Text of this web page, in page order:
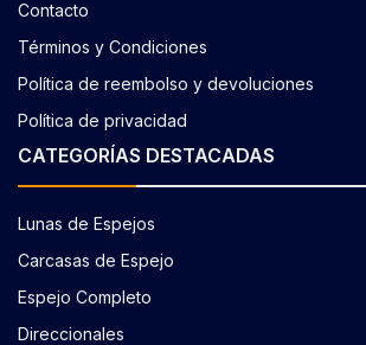
Contacto
Términos y Condiciones
Política de reembolso y devoluciones
Política de privacidad
CATEGORÍAS DESTACADAS
Lunas de Espejos
Carcasas de Espejo
Espejo Completo
Direccionales